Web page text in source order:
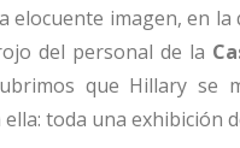
elocuente imagen, en
del personal de la
que Hillary
toda una exhibición